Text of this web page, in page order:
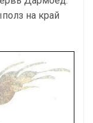
на край